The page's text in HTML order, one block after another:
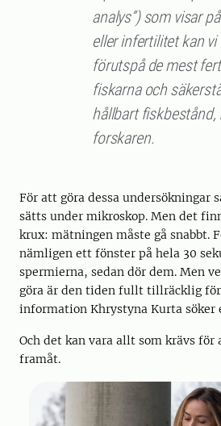
analys”) som visar
eller infertilitet kan vi
förutspå de mest
fiskarna och
hållbart
forskaren.
För att göra dessa undersökningar
sätts under mikroskop. Men det
krux: mätningen måste gå snabbt.
nämligen ett fönster på hela 30
spermierna, sedan dör dem. Men
göra är den tiden fullt tillräcklig
information Khrystyna Kurta söker
Och det kan vara allt som krävs
framåt.